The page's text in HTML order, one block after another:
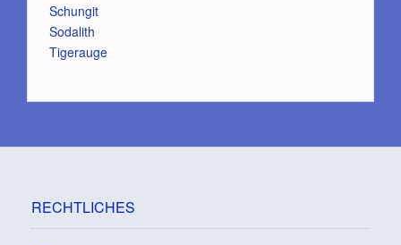
Schungit
Sodalith
Tigerauge
RECHTLICHES